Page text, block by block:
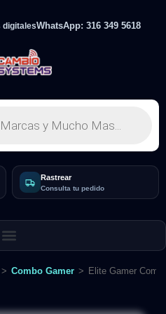
digitalesWhatsApp: 316 349 5618
Rastrear
Consulta tu pedido
> Combo Gamer > Elite Gamer